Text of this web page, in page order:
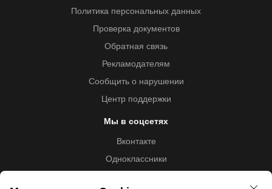
Политика персональных данных
Проверка документов
Обратная связь
Рекламодателям
Сообщить о нарушении
Центр поддержки
Мы в соцсетях
Вконтакте
Одноклассники